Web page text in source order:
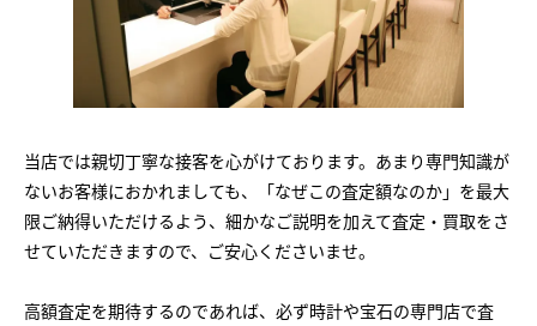
当店では親切丁寧な接客を心がけております。あまり専門知識が
ないお客様におかれましても、「なぜこの査定額なのか」を最大
限ご納得いただけるよう、細かなご説明を加えて査定・買取をさ
せていただきますので、ご安心くださいませ。
高額査定を期待するのであれば、必ず時計や宝石の専門店で査